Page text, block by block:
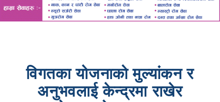
विगतका योजनाको मुल्यांकन र
अनुभवलाई केन्द्रमा राखेर